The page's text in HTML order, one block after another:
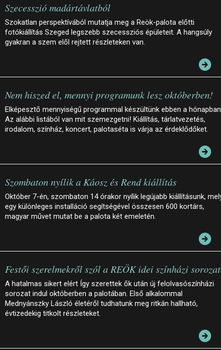
Szecesszió madártávlatból
Szokatlan perspektívából mutatja meg a Reök-palota előtti
fotókiállítás Szeged legszebb szecessziós épületeit. A hangsúly
gyakran a szem elől rejtett részleteken van.
Nem hiszed el, mennyi programunk lesz októberben!
Elképesztő mennyiségű programmal készültünk ebben a
Az alábbi listából van mit szemezgetni! Kiállítás, tárlatvezetés,
irodalom, színház, koncert, palotaséta is várja az érdeklődőket.
Szombaton nyílik a Káosz és Rend kiállítás
Október 7-én, szombaton 14 órakor nyílik legújabb kiállításunk,
egy különleges installáció segítségével összesen 600 kortárs,
magyar művet mutat be a palota két emeletén.
Festői szerelmekről szól a REÖK idei színházi
A hatalmas sikert elért Így szerettek ők után új felolvasószínházi
sorozat indul októberben a palotában. Első alkalommal
Mednyánszky László életéről tudhatunk meg ritkán hallható,
évtizedekig titkolt részleteket.